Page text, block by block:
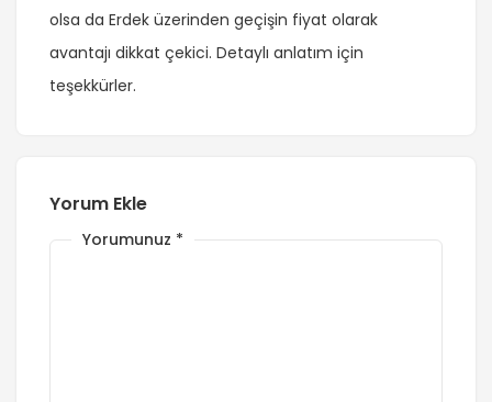
olsa da Erdek üzerinden geçişin fiyat olarak
avantajı dikkat çekici. Detaylı anlatım için
teşekkürler.
Yorum Ekle
Yorumunuz *